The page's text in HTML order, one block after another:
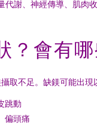
代謝、神經傳導、肌肉
？會有
取不足。缺鎂可能出現
跳動
偏頭痛